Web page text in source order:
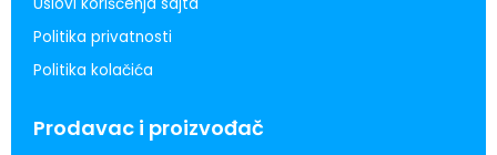
Politika privatnosti
Politika kolačića
Prodavac i proizvođač